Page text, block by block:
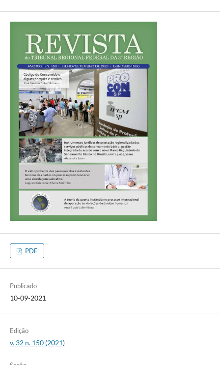
PDF
Publicado
10-09-2021
Edição
v. 32 n. 150 (2021)